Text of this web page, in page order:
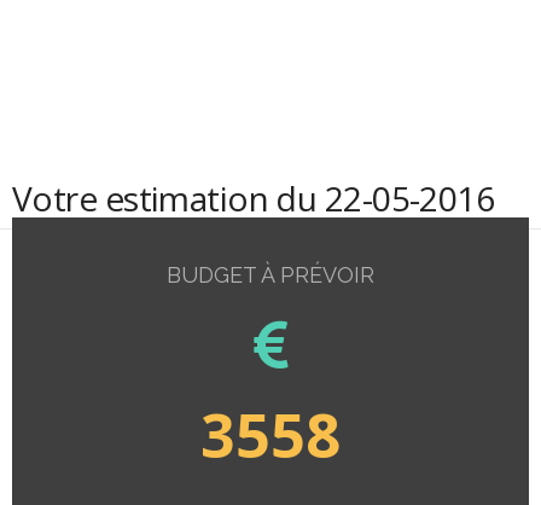
Votre estimation du 22-05-2016
BUDGET À PRÉVOIR
3558